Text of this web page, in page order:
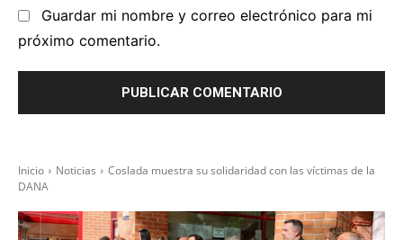
Guardar mi nombre y correo electrónico para mi
próximo comentario.